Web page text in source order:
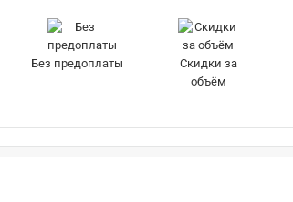
Без предоплаты
Скидки за
объём